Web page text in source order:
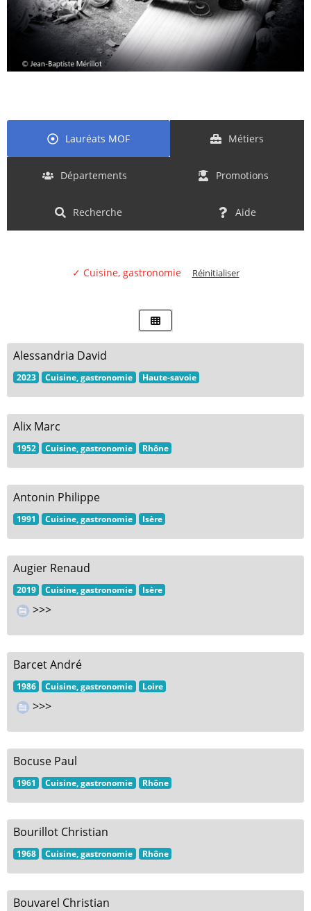
Lauréats MOF Métiers
Départements Promotions
Recherche Aide
✓ Cuisine, gastronomie Réinitialiser
Alessandria David
2023 Cuisine, gastronomie Haute-savoie
Alix Marc
1952 Cuisine, gastronomie Rhône
Antonin Philippe
1991 Cuisine, gastronomie Isère
Augier Renaud
2019 Cuisine, gastronomie Isère
>>>
Barcet André
1986 Cuisine, gastronomie Loire
>>>
Bocuse Paul
1961 Cuisine, gastronomie Rhône
Bourillot Christian
1968 Cuisine, gastronomie Rhône
Bouvarel Christian